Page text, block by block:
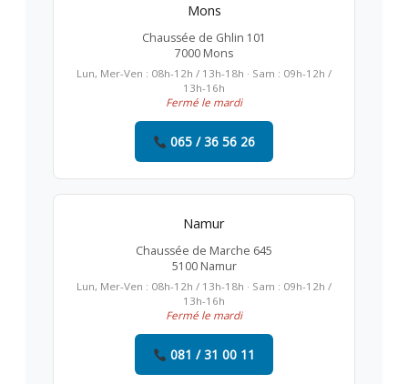
Mons
Chaussée de Ghlin 101
7000 Mons
Lun, Mer-Ven : 08h-12h / 13h-18h · Sam : 09h-12h /
13h-16h
Fermé le mardi
065 / 36 56 26
Namur
Chaussée de Marche 645
5100 Namur
Lun, Mer-Ven : 08h-12h / 13h-18h · Sam : 09h-12h /
13h-16h
Fermé le mardi
081 / 31 00 11